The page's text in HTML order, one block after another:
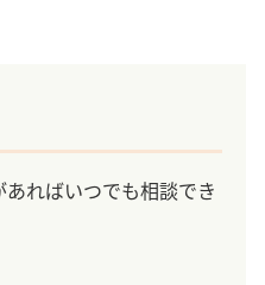
ればいつでも相談でき